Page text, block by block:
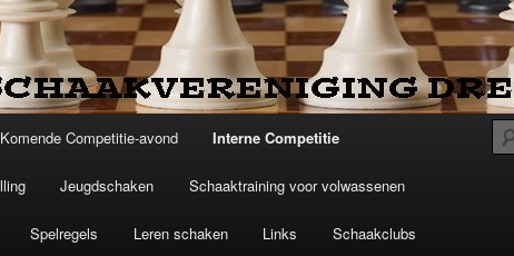
Komende Competitie-avond Interne Competitie
Jeugdschaken Schaaktraining voor volwassenen
Spelregels Leren schaken Links Schaakclubs